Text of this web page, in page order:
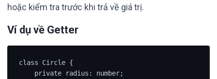
hoặc kiểm tra trước khi trả về giá trị.
Ví dụ về Getter
class Circle {